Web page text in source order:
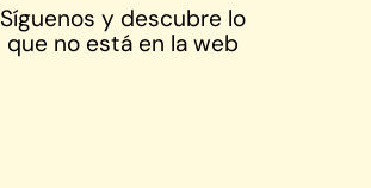
Síguenos y descubre lo
que no está en la web